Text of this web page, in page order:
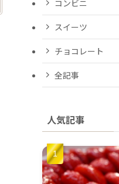
コンビニ
スイーツ
チョコレート
全記事
人気記事